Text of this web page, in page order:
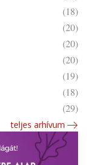
(18)
(20)
(20)
(20)
(19)
(18)
(29)
teljes arhívum